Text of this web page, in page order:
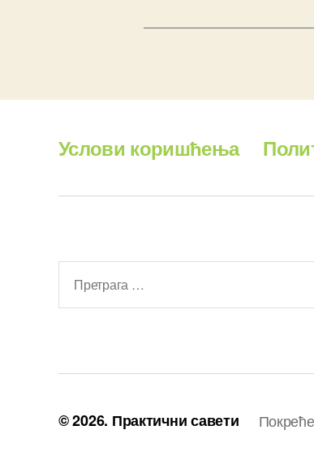
Услови коришћења
© 2026. Практични савети